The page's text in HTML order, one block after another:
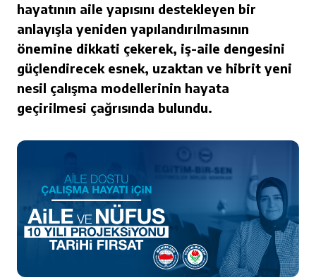
hayatının aile yapısını destekleyen bir
anlayışla yeniden yapılandırılmasının
önemine dikkati çekerek, iş-aile dengesini
güçlendirecek esnek, uzaktan ve hibrit yeni
nesil çalışma modellerinin hayata
geçirilmesi çağrısında bulundu.